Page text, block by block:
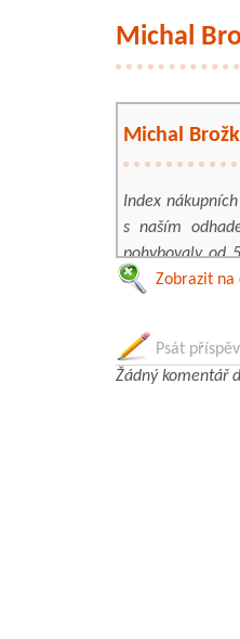
Michal
Michal
Index
s naším
pohybovaly od
v zahraničí,
Index je stále
z druhé strany
Zobrazit na
Psát
Žádný komentář